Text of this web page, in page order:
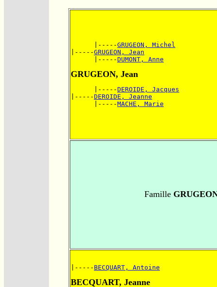
      |-----
GRUGEON, Michel
|-----GRUGEON, Jean
      |-----
DUMONT, Anne
GRUGEON, Jean
      |-----
DEROIDE, Jacques
|-----DEROIDE, Jeanne
      |-----
MACHE, Marie
Famille
|----- BECQUART, Antoine
BECQUART, Jeanne